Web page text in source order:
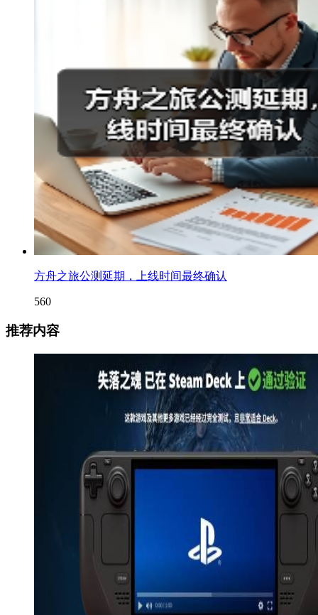
方舟之旅公测延期，上线时间最终确认
560
推荐内容